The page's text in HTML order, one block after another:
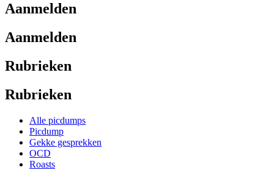
Aanmelden
Aanmelden
Rubrieken
Rubrieken
Alle picdumps
Picdump
Gekke gesprekken
OCD
Roasts